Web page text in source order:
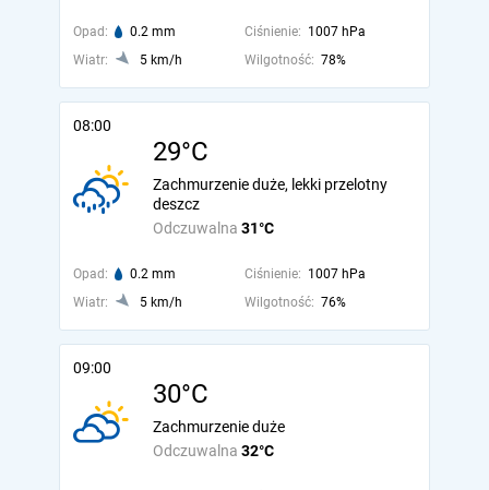
Opad: 0.2 mm Ciśnienie: 1007 hPa
Wiatr:
5 km/h Wilgotność: 78%
08:00
29°C
Odczuwalna 31°C
Zachmurzenie duże, lekki przelotny
deszcz
Opad: 0.2 mm Ciśnienie: 1007 hPa
Wiatr:
5 km/h Wilgotność: 76%
09:00
30°C
Odczuwalna 32°C
Zachmurzenie duże